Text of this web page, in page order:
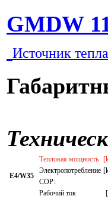
GMDW
Источник
E4/W35
Тепловая мощность
Электропотребление
СОР:
Рабочий ток